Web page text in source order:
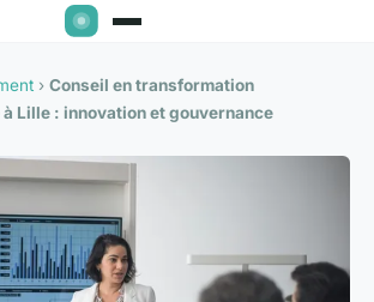
› Conseil en transformation
Lille : innovation et gouvernance